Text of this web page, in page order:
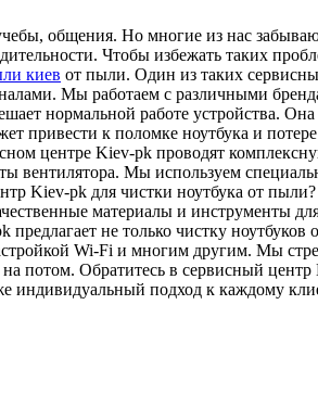
общения. Но многие из нас
Чтобы избежать таких
киев от пыли. Один из таких
Мы работаем с различными
нормальной работе устройства.
привести к поломке ноутбука и
центре Kiev-pk проводят
вентилятора. Мы используем
Kiev-pk для чистки ноутбука от
материалы и инструменты
не только чистку
Wi-Fi и многим другим. Мы
потом. Обратитесь в сервисный
индивидуальный подход к каждому